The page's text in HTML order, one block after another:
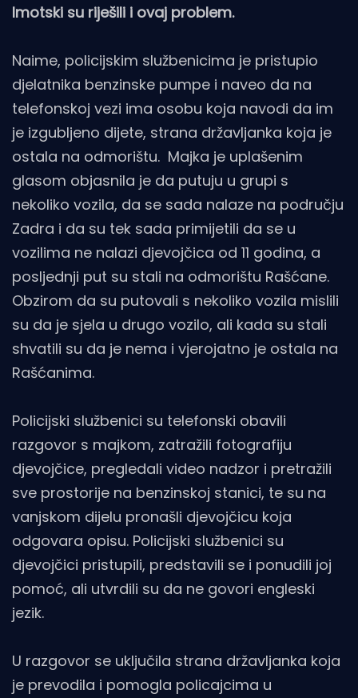
Imotski su riješili i ovaj problem.
Naime, policijskim službenicima je pristupio
djelatnika benzinske pumpe i naveo da na
telefonskoj vezi ima osobu koja navodi da im
je izgubljeno dijete, strana državljanka koja je
ostala na odmorištu. Majka je uplašenim
glasom objasnila je da putuju u grupi s
nekoliko vozila, da se sada nalaze na području
Zadra i da su tek sada primijetili da se u
vozilima ne nalazi djevojčica od 11 godina, a
posljednji put su stali na odmorištu Rašćane.
Obzirom da su putovali s nekoliko vozila mislili
su da je sjela u drugo vozilo, ali kada su stali
shvatili su da je nema i vjerojatno je ostala na
Rašćanima.
Policijski službenici su telefonski obavili
razgovor s majkom, zatražili fotografiju
djevojčice, pregledali video nadzor i pretražili
sve prostorije na benzinskoj stanici, te su na
vanjskom dijelu pronašli djevojčicu koja
odgovara opisu. Policijski službenici su
djevojčici pristupili, predstavili se i ponudili joj
pomoć, ali utvrdili su da ne govori engleski
jezik.
U razgovor se uključila strana državljanka koja
je prevodila i pomogla policajcima u